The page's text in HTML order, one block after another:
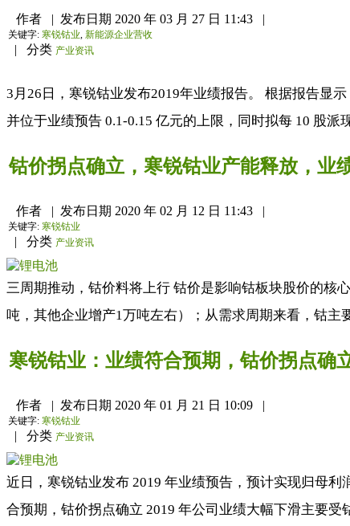
作者 | 发布日期 2020 年 03 月 27 日 11:43 |
关键字: 寒锐钴业, 新能源企业营收
| 分类 产业资讯
3月26日，寒锐钴业发布2019年业绩报告。 根据报告显
并位于业绩预告 0.1-0.15 亿元的上限，同时拟每 10 股派
钴价拐点确立，寒锐钴业产能释放，业
作者 | 发布日期 2020 年 02 月 12 日 11:43 |
关键字: 寒锐钴业
| 分类 产业资讯
三周期推动，钴价料将上行 钴价是影响钴板块股价的核
吨，其他企业增产1万吨左右）；从需求周期来看，钴
寒锐钴业：业绩符合预期，钴价拐点确
作者 | 发布日期 2020 年 01 月 21 日 10:09 |
关键字: 寒锐钴业
| 分类 产业资讯
近日，寒锐钴业发布 2019 年业绩预告，预计实现归母
合预期，钴价拐点确立 2019 年公司业绩大幅下滑主要受